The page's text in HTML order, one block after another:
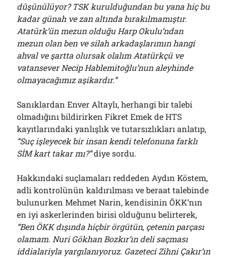
dûşünülüyor? TSK kurulduğundan bu yana hiç bu
kadar günah ve zan altında bırakılmamıştır.
Atatürk’ün mezun olduğu Harp Okulu’ndan
mezun olan ben ve silah arkadaşlarımın hangi
ahval ve şartta olursak olalım Atatürkçü ve
vatansever Necip Hablemitoğlu’nun aleyhinde
olmayacağımız aşikardır.”
Sanıklardan Enver Altaylı, herhangi bir talebi
olmadığını bildirirken Fikret Emek de HTS
kayıtlarındaki yanlışlık ve tutarsızlıkları anlatıp,
“Suç işleyecek bir insan kendi telefonuna farklı
SİM kart takar mı?”diye sordu.
Hakkındaki suçlamaları reddeden Aydın Köstem,
adli kontrolünün kaldırılması ve beraat talebinde
bulunurken Mehmet Narin, kendisinin ÖKK’nın
en iyi askerlerinden birisi olduğunu belirterek,
“Ben ÖKK dışında hiçbir örgütün, çetenin parçası
olamam. Nuri Gökhan Bozkır’ın deli saçması
iddialariyla yargılanıyoruz. Gazeteci Zìhni Çakır’ın